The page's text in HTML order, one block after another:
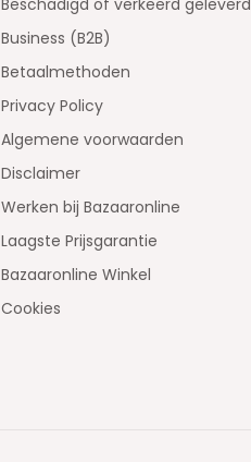
Business (B2B)
Betaalmethoden
Privacy Policy
Algemene voorwaarden
Disclaimer
Werken bij Bazaaronline
Laagste Prijsgarantie
Bazaaronline Winkel
Cookies